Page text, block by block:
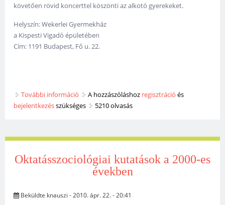
követően rövid koncerttel köszönti az alkotó gyerekeket.
Helyszín: Wekerlei Gyermekház
a Kispesti Vigadó épületében
Cím: 1191 Budapest, Fő u. 22.
További információ Meghívó gyermekrajz-kiállításra tartalommal
kapcsolatosan
A hozzászóláshoz regisztráció és
bejelentkezésszükséges 5210 olvasás
Oktatásszociológiai kutatások a 2000-es
években
Beküldte knauszi - 2010. ápr. 22. - 20:41